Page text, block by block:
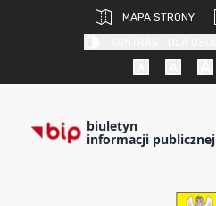
MAPA STRONY
biuletyn
informacji publicznej